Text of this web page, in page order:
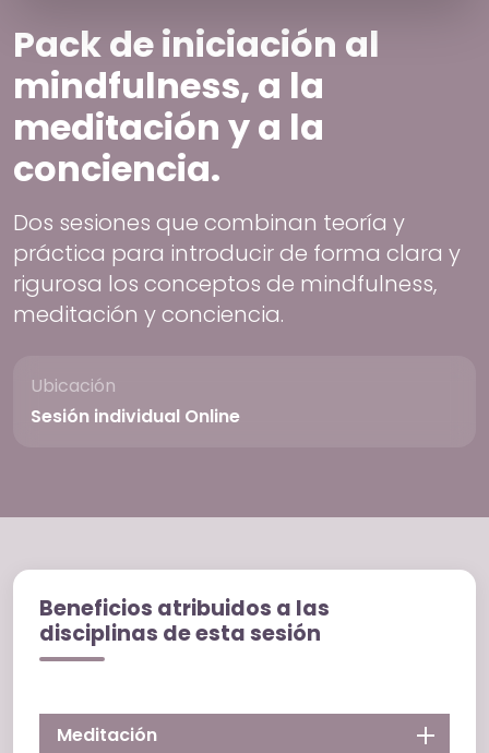
Pack de iniciación al
mindfulness, a la
meditación y a la
conciencia.
Dos sesiones que combinan teoría y
práctica para introducir de forma clara y
rigurosa los conceptos de mindfulness,
meditación y conciencia.
Ubicación
Sesión individual Online
Beneficios atribuidos a las
disciplinas de esta sesión
Meditación